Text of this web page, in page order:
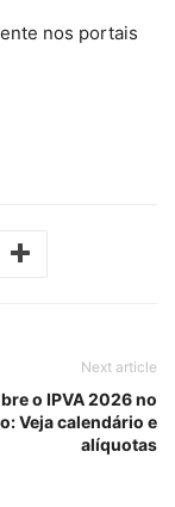
nos portais
Next article
o IPVA 2026 no
Veja calendário e
alíquotas